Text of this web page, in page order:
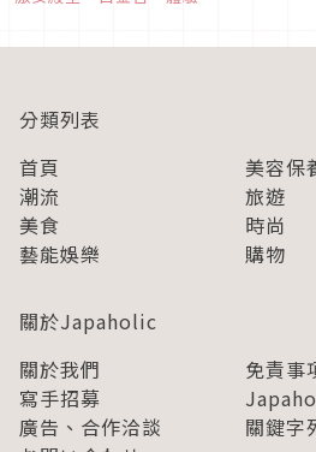
分類列表
首頁
美容保
潮流
旅遊
美食
時尚
藝能娛樂
購物
關於Japaholic
關於我們
免責事
寫手招募
廣告、合作洽談
關鍵字